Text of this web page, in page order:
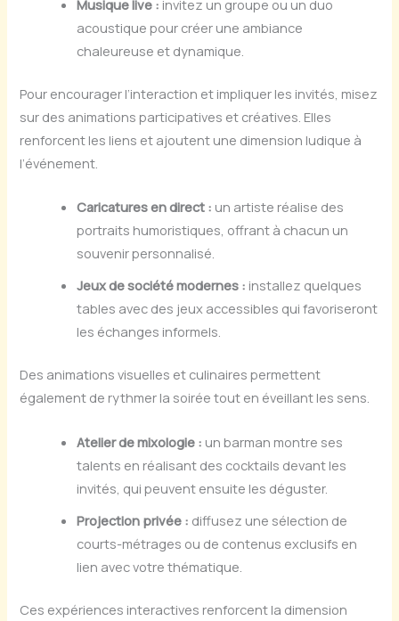
Musique live : invitez un groupe ou un duo
acoustique pour créer une ambiance
chaleureuse et dynamique.
Pour encourager l’interaction et impliquer les invités, misez
sur des animations participatives et créatives. Elles
renforcent les liens et ajoutent une dimension ludique à
l’événement.
Caricatures en direct : un artiste réalise des
portraits humoristiques, offrant à chacun un
souvenir personnalisé.
Jeux de société modernes : installez quelques
tables avec des jeux accessibles qui favoriseront
les échanges informels.
Des animations visuelles et culinaires permettent
également de rythmer la soirée tout en éveillant les sens.
Atelier de mixologie : un barman montre ses
talents en réalisant des cocktails devant les
invités, qui peuvent ensuite les déguster.
Projection privée : diffusez une sélection de
courts-métrages ou de contenus exclusifs en
lien avec votre thématique.
Ces expériences interactives renforcent la dimension